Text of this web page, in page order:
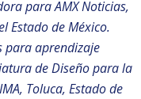
para AMX Noticias,
Estado de México.
para aprendizaje
de Diseño para la
Toluca, Estado de